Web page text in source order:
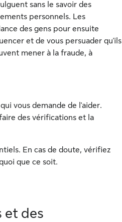
sans le savoir des
personnels. Les
des gens pour ensuite
et de vous persuader qu'ils
mener à la fraude, à
vous demande de l'aider.
des vérifications et la
En cas de doute, vérifiez
que ce soit.
et des